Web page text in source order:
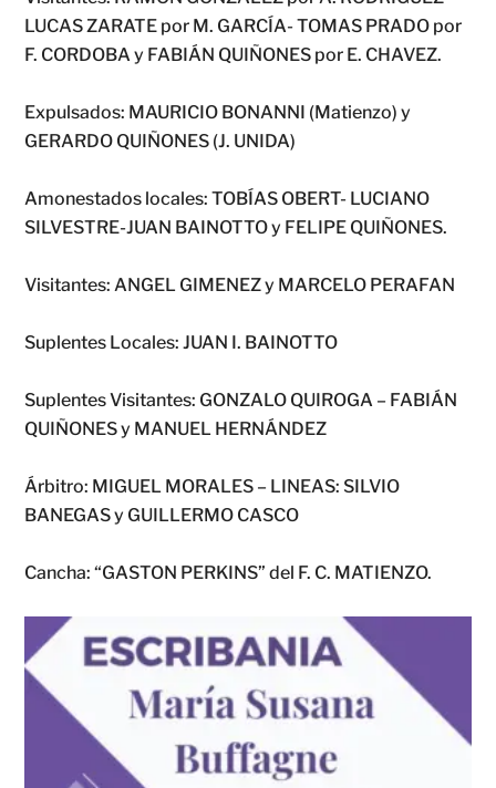
LUCAS ZARATE por M. GARCÍA- TOMAS PRADO por
F. CORDOBA y FABIÁN QUIÑONES por E. CHAVEZ.
Expulsados: MAURICIO BONANNI (Matienzo) y
GERARDO QUIÑONES (J. UNIDA)
Amonestados locales: TOBÍAS OBERT- LUCIANO
SILVESTRE-JUAN BAINOTTO y FELIPE QUIÑONES.
Visitantes: ANGEL GIMENEZ y MARCELO PERAFAN
Suplentes Locales: JUAN I. BAINOTTO
Suplentes Visitantes: GONZALO QUIROGA – FABIÁN
QUIÑONES y MANUEL HERNÁNDEZ
Árbitro: MIGUEL MORALES – LINEAS: SILVIO
BANEGAS y GUILLERMO CASCO
Cancha: “GASTON PERKINS” del F. C. MATIENZO.